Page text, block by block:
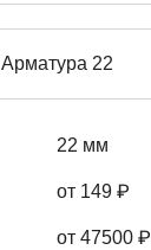
Арматура 22
22 мм
от 149 ₽
от 47500 ₽